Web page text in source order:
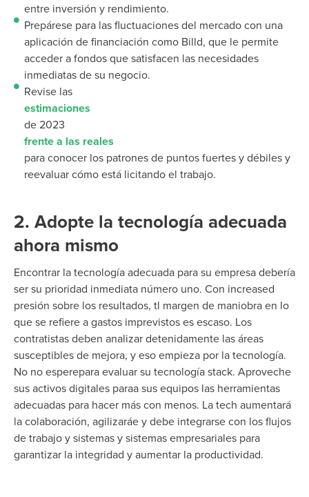
entre inversión y rendimiento.
Prepárese para las fluctuaciones del mercado con una
aplicación de financiación como Billd, que le permite
acceder a fondos que satisfacen las necesidades
inmediatas de su negocio.
Revise las
estimaciones
de 2023
frente a las reales
para conocer los patrones de puntos fuertes y débiles y
reevaluar cómo está licitando el trabajo.
2. Adopte la tecnología adecuada
ahora mismo
Encontrar la tecnología adecuada para su empresa debería
ser su prioridad inmediata número uno. Con increased
presión sobre los resultados, tl margen de maniobra en lo
que se refiere a gastos imprevistos es escaso. Los
contratistas deben analizar detenidamente las áreas
susceptibles de mejora, y eso empieza por la tecnología.
No no esperepara evaluar su tecnología stack. Aproveche
sus activos digitales paraa sus equipos las herramientas
adecuadas para hacer más con menos. La tech aumentará
la colaboración, agilizaráe y debe integrarse con los flujos
de trabajo y sistemas y sistemas empresariales para
garantizar la integridad y aumentar la productividad.